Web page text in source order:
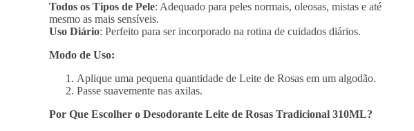
Todos os Tipos de Pele: Adequado para peles normais, oleosas, mistas e até
mesmo as mais sensíveis.
Uso Diário: Perfeito para ser incorporado na rotina de cuidados diários.
Modo de Uso:
Aplique uma pequena quantidade de Leite de Rosas em um algodão.
Passe suavemente nas axilas.
Por Que Escolher o Desodorante Leite de Rosas Tradicional 310ML?